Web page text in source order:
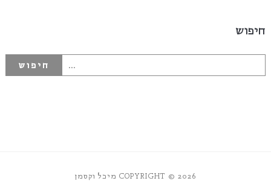
חיפוש
COPYRIGHT © 2026 מיכל וקסמן